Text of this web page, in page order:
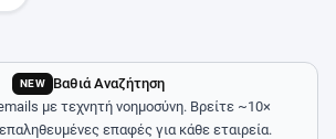
NEW
Βαθιά Αναζήτηση
με τεχνητή νοημοσύνη. Βρείτε ~10×
επαφές για κάθε εταιρεία.